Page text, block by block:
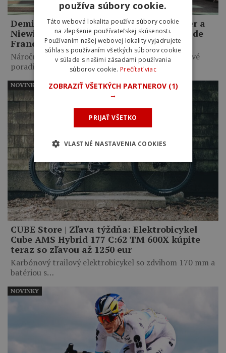
Demi Vollering porazila v šprinte Reusser a
Niewiadomu a vyhrala piatu etapu Tour de
France Femmes
Náročný kopcovitý profil výrazne premiešal celkové
poradie. Marlen Reusser si…
CUBE Store | Zľava týždňa: Elektrobicykel
Cube AMS Hybrid 177 C:62 TM 600X kúpite
teraz so zľavou až 1250 eur
Karbónový trailový elektrobicykel so zdvihom 170 mm a
batériou s…
NOVINKY
NOVINKY
používa súbory cookie.
Táto webová lokalita používa súbory cookie
na zlepšenie používateľskej skúsenosti.
Používaním našej webovej lokality vyjadrujete
súhlas s používaním všetkých súborov cookie
v súlade s našimi zásadami používania
súborov cookie. Prečítať viac
ZOBRAZIŤ VŠETKÝCH PARTNEROV (1)
→
PRIJAŤ VŠETKO
VLASTNÉ NASTAVENIA COOKIES